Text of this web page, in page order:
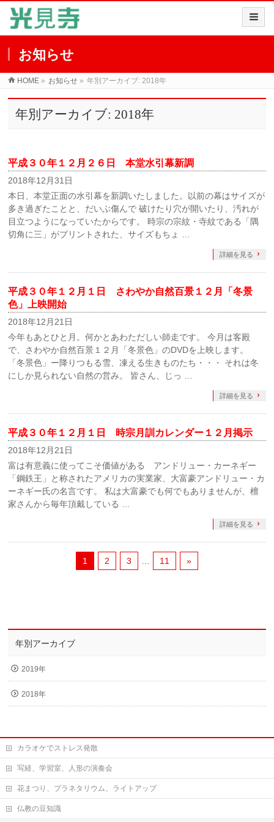
お知らせ
HOME » お知らせ » 年別アーカイブ: 2018年
年別アーカイブ: 2018年
平成３０年１２月２６日 本堂水引幕新調
2018年12月31日
本日、本堂正面の水引幕を新調いたしました。以前の幕はサイズが
多き過ぎたことと、だいぶ傷んで 破けたり穴が開いたり、汚れが
目立つようになっていたからです。 時宗の宗紋・寺紋である「隅
切角に三」がプリントされた、サイズもちょ …
詳細を見る
平成３０年１２月１日 さわやか自然百景１２月「冬景
色」上映開始
2018年12月21日
今年もあとひと月。何かとあわただしい師走です。 今月は客殿
で、さわやか自然百景１２月「冬景色」のDVDを上映します。
「冬景色」ー降りつもる雪、凍える生きものたち・・・ それは冬
にしか見られない自然の営み。 皆さん、じっ …
詳細を見る
平成３０年１２月１日 時宗月訓カレンダー１２月掲示
2018年12月21日
富は有意義に使ってこそ価値がある アンドリュー・カーネギー
「鋼鉄王」と称されたアメリカの実業家、大富豪アンドリュー・カ
ーネギー氏の名言です。 私は大富豪でも何でもありませんが、檀
家さんから毎年頂戴している …
詳細を見る
1 2 3 11 »
年別アーカイブ
2019年
2018年
カラオケでストレス発散
写経、学習室、人形の演奏会
花まつり、プラネタリウム、ライトアップ
仏教の豆知識